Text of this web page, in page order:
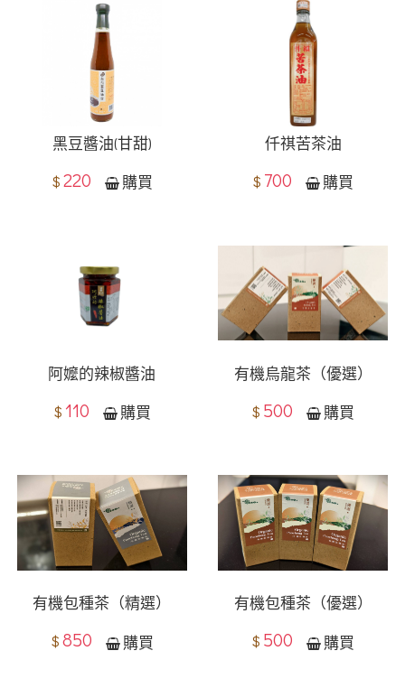
黑豆醬油(甘甜)
$220 購買
仟祺苦茶油
$ 700 購買
阿嬤的辣椒醬油
$ 110 購買
有機烏龍茶（優選）
$ 500 購買
有機包種茶（精選）
$850 購買
有機包種茶（優選）
$ 500 購買